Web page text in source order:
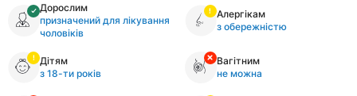
Дорослим
призначений для лікування
чоловіків
Алергікам
з обережністю
Дітям
з 18-ти років
Вагітним
не можна